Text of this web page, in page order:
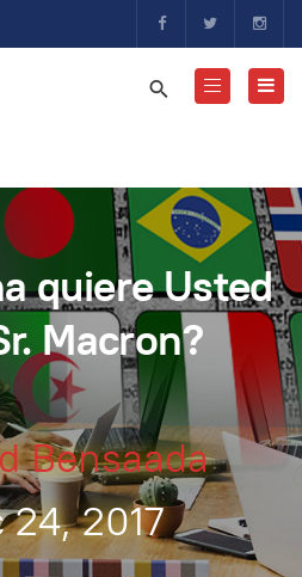
quiere Usted
Macron?
Bensaada
24, 2017